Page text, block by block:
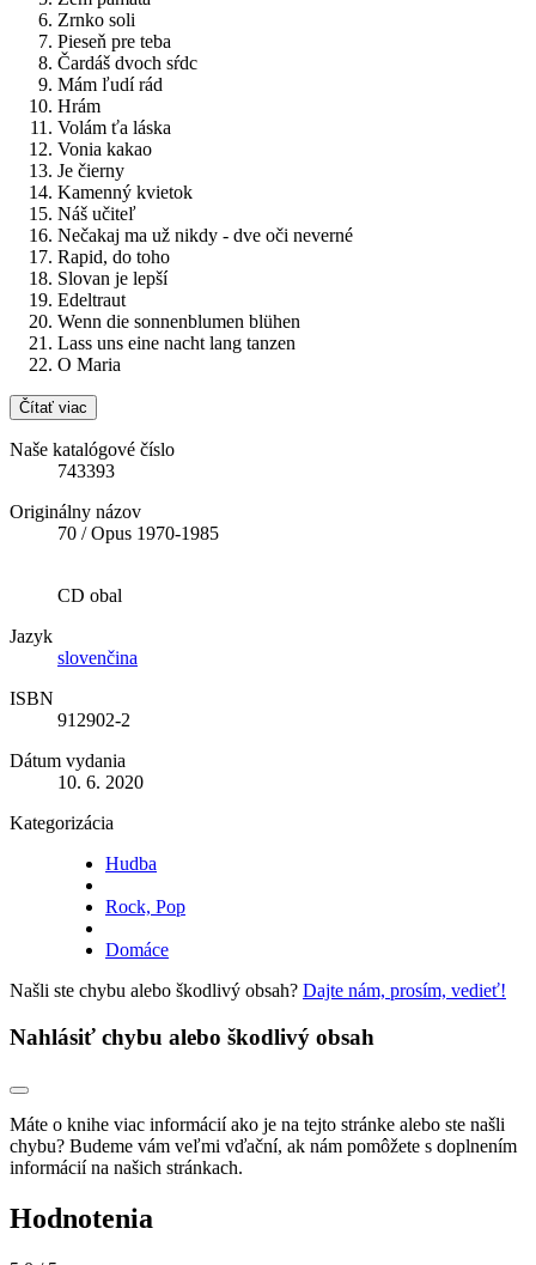
Zrnko soli
Pieseň pre teba
Čardáš dvoch sŕdc
Mám ľudí rád
Hrám
Volám ťa láska
Vonia kakao
Je čierny
Kamenný kvietok
Náš učiteľ
Nečakaj ma už nikdy - dve oči neverné
Rapid, do toho
Slovan je lepší
Edeltraut
Wenn die sonnenblumen blühen
Lass uns eine nacht lang tanzen
O Maria
Čítať viac
Naše katalógové číslo
743393
Originálny názov
70 / Opus 1970-1985
CD obal
Jazyk
slovenčina
ISBN
912902-2
Dátum vydania
10. 6. 2020
Kategorizácia
Hudba
Rock, Pop
Domáce
Našli ste chybu alebo škodlivý obsah? Dajte nám, prosím, vedieť!
Nahlásiť chybu alebo škodlivý obsah
Máte o knihe viac informácií ako je na tejto stránke alebo ste našli
chybu? Budeme vám veľmi vďační, ak nám pomôžete s doplnením
informácií na našich stránkach.
Hodnotenia